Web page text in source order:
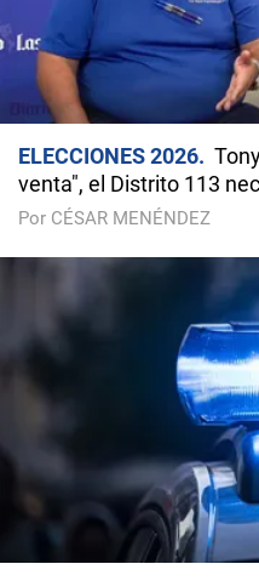
ELECCIONES 2026
venta", el Distrito 113
Por CÉSAR MENÉNDEZ